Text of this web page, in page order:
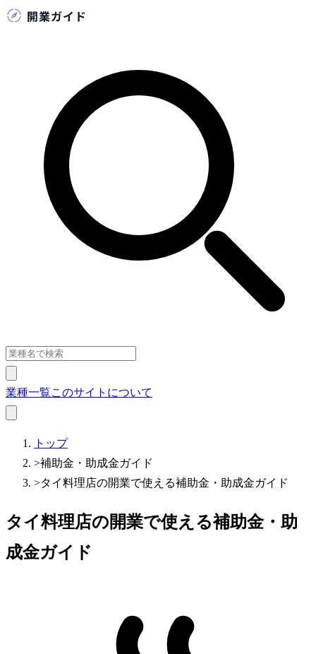
業種一覧このサイトについて
トップ
>補助金・助成金ガイド
>タイ料理店の開業で使える補助金・助成金ガイド
タイ料理店の開業で使える補助金・助
成金ガイド